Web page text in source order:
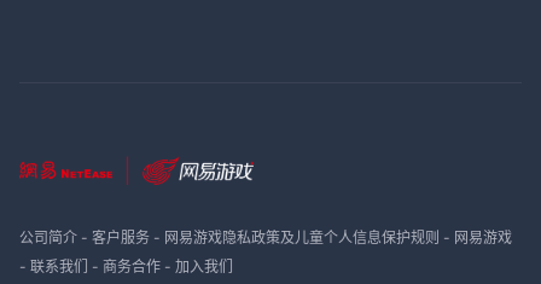
公司简介- 客户服务- 网易游戏隐私政策及儿童个人信息保护规则 - 网易游戏
- 联系我们 - 商务合作- 加入我们